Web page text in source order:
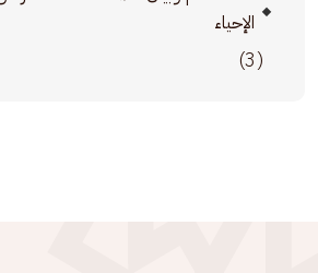
الإحياء
(3)